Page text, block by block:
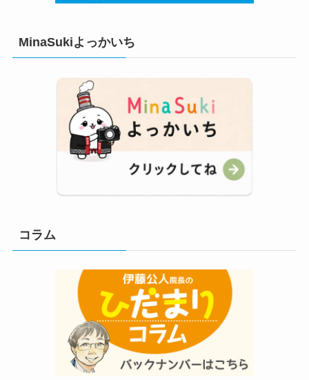
MinaSukiよっかいち
コラム